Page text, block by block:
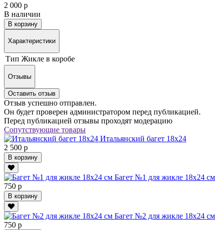
2 000 р
В наличии
В корзину
Характеристики
Тип Жикле в коробе
Отзывы
Оставить отзыв
Отзыв успешно отправлен.
Он будет проверен администратором перед публикацией.
Перед публикацией отзывы проходят модерацию
Сопутствующие товары
Итальянский багет 18х24
2 500 р
В корзину
Багет №1 для жикле 18х24 см
750 р
В корзину
Багет №2 для жикле 18х24 см
750 р